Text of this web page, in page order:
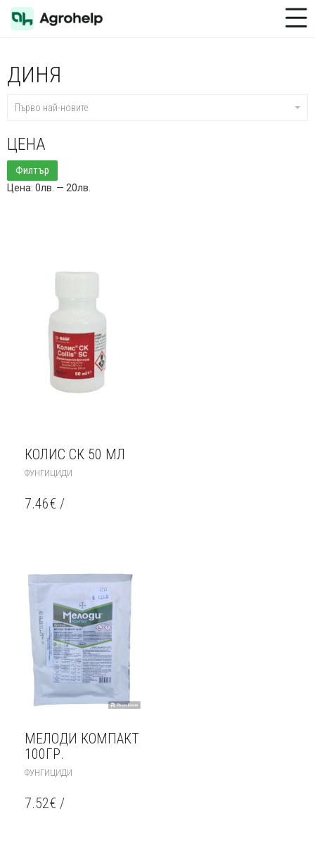
Toggle Menu
ДИНЯ
Първо най-новите
ЦЕНА
Минимална
цена
Максимална
цена
Филтър
Цена: 0лв. — 20лв.
КОЛИС СК 50 МЛ
ФУНГИЦИДИ
7.46€ /
МЕЛОДИ КОМПАКТ
100ГР.
ФУНГИЦИДИ
7.52€ /